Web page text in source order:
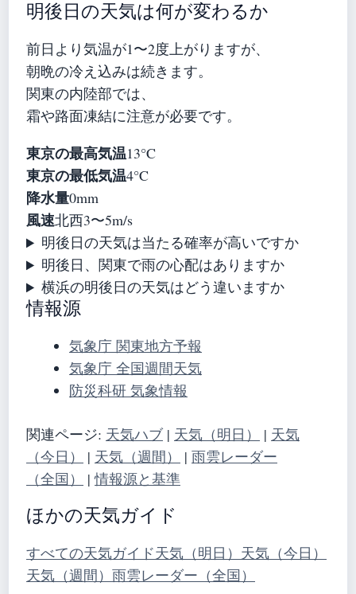
明後日の天気は何が変わるか
前日より気温が1〜2度上がりますが、
朝晩の冷え込みは続きます。
関東の内陸部では、
霜や路面凍結に注意が必要です。
東京の最高気温13°C
東京の最低気温4°C
降水量0mm
風速北西3〜5m/s
明後日の天気は当たる確率が高いですか
明後日、関東で雨の心配はありますか
横浜の明後日の天気はどう違いますか
情報源
気象庁 関東地方予報
気象庁 全国週間天気
防災科研 気象情報
関連ページ: 天気ハブ| 天気（明日） | 天気
（今日）
| 天気（週間） | 雨雲レーダー
（全国）
|情報源と基準
ほかの天気ガイド
すべての天気ガイド天気（明日） 天気（今日）
天気（週間） 雨雲レーダー（全国）